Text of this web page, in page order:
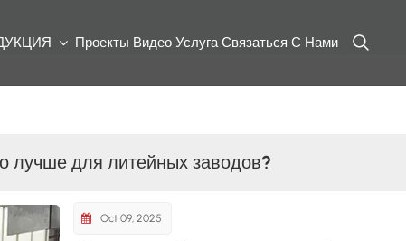
Проекты Видео Услуга Связаться С Нами
лучше для литейных заводов?
Oct 09, 2025